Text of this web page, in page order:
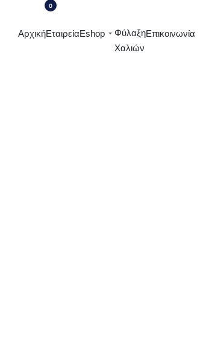
0
OPEN
OPEN
ΑρχικήΕταιρείαEshop
Φύλαξη
Χαλιών
Επικοινωνία